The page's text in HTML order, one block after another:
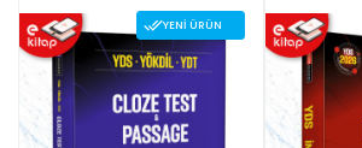
YENI ÜRÜN